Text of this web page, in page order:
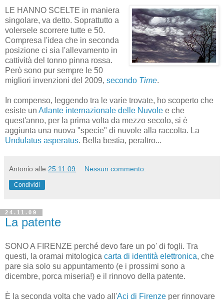
LE HANNO SCELTE in maniera
singolare, va detto. Soprattutto a
volersele scorrere tutte e 50.
Compresa l'idea che in seconda
posizione ci sia l'allevamento in
cattività del tonno pinna rossa.
Però sono pur sempre le 50
migliori invenzioni del 2009, secondo Time.
In compenso, leggendo tra le varie trovate, ho scoperto che
esiste un Atlante internazionale delle Nuvole e che
quest'anno, per la prima volta da mezzo secolo, si è
aggiunta una nuova "specie" di nuvole alla raccolta. La
Undulatus asperatus. Bella bestia, peraltro...
Antonio alle 25.11.09 Nessun commento:
Condividi
24.11.09
La patente
SONO A FIRENZE perché devo fare un po' di fogli. Tra
questi, la oramai mitologica carta di identità elettronica, che
pare sia solo su appuntamento (e i prossimi sono a
dicembre, porca miseria!) e il rinnovo della patente.
È la seconda volta che vado all'Aci di Firenze per rinnovare